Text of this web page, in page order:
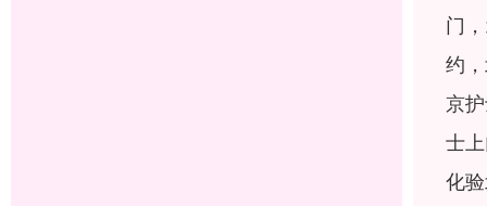
门
约
京
士
化